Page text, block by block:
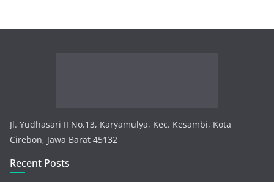
Jl. Yudhasari II No.13, Karyamulya, Kec. Kesambi, Kota
Cirebon, Jawa Barat 45132
Recent Posts